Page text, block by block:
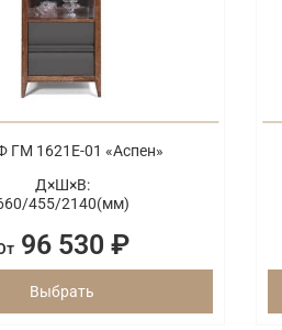
1621Е-01 «Аспен»
Д×Ш×В:
455/2140(мм)
96 530 ₽
Выбрать